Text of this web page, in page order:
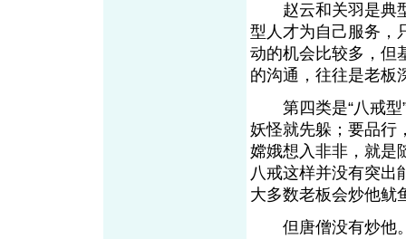
赵云和关羽是典型
型人才为自己服务，
动的机会比较多，但
的沟通，往往是老板
第四类是“八戒型”
妖怪就先躲；要品行
嫦娥想入非非，就是
八戒这样并没有突出
大多数老板会炒他鱿
但唐僧没有炒他。